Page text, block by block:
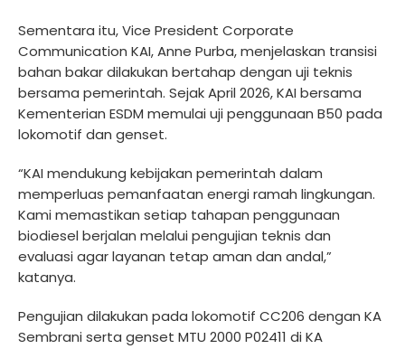
Sementara itu, Vice President Corporate
Communication KAI, Anne Purba, menjelaskan transisi
bahan bakar dilakukan bertahap dengan uji teknis
bersama pemerintah. Sejak April 2026, KAI bersama
Kementerian ESDM memulai uji penggunaan B50 pada
lokomotif dan genset.
“KAI mendukung kebijakan pemerintah dalam
memperluas pemanfaatan energi ramah lingkungan.
Kami memastikan setiap tahapan penggunaan
biodiesel berjalan melalui pengujian teknis dan
evaluasi agar layanan tetap aman dan andal,”
katanya.
Pengujian dilakukan pada lokomotif CC206 dengan KA
Sembrani serta genset MTU 2000 P02411 di KA